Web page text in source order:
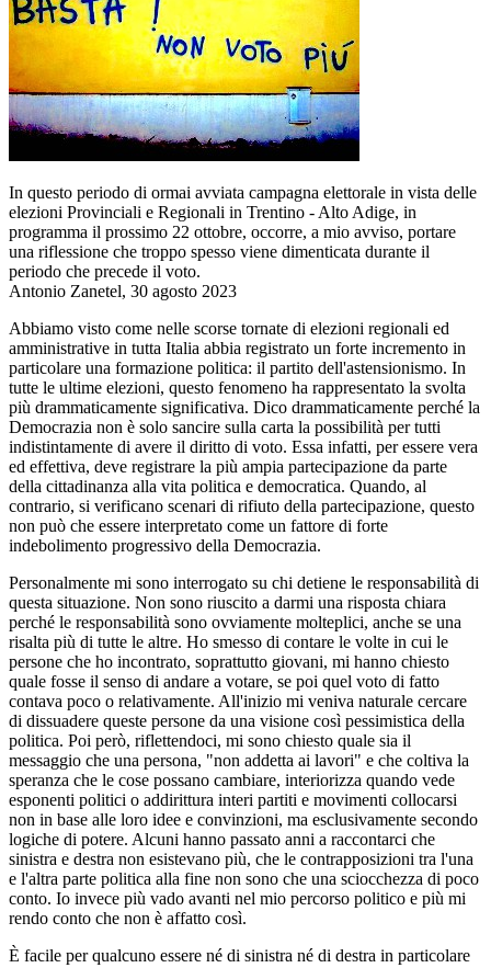
In questo periodo di ormai avviata campagna elettorale in vista delle
elezioni Provinciali e Regionali in Trentino - Alto Adige, in
programma il prossimo 22 ottobre, occorre, a mio avviso, portare
una riflessione che troppo spesso viene dimenticata durante il
periodo che precede il voto.
Antonio Zanetel, 30 agosto 2023
Abbiamo visto come nelle scorse tornate di elezioni regionali ed
amministrative in tutta Italia abbia registrato un forte incremento in
particolare una formazione politica: il partito dell'astensionismo. In
tutte le ultime elezioni, questo fenomeno ha rappresentato la svolta
più drammaticamente significativa. Dico drammaticamente perché la
Democrazia non è solo sancire sulla carta la possibilità per tutti
indistintamente di avere il diritto di voto. Essa infatti, per essere vera
ed effettiva, deve registrare la più ampia partecipazione da parte
della cittadinanza alla vita politica e democratica. Quando, al
contrario, si verificano scenari di rifiuto della partecipazione, questo
non può che essere interpretato come un fattore di forte
indebolimento progressivo della Democrazia.
Personalmente mi sono interrogato su chi detiene le responsabilità di
questa situazione. Non sono riuscito a darmi una risposta chiara
perché le responsabilità sono ovviamente molteplici, anche se una
risalta più di tutte le altre. Ho smesso di contare le volte in cui le
persone che ho incontrato, soprattutto giovani, mi hanno chiesto
quale fosse il senso di andare a votare, se poi quel voto di fatto
contava poco o relativamente. All'inizio mi veniva naturale cercare
di dissuadere queste persone da una visione così pessimistica della
politica. Poi però, riflettendoci, mi sono chiesto quale sia il
messaggio che una persona, "non addetta ai lavori" e che coltiva la
speranza che le cose possano cambiare, interiorizza quando vede
esponenti politici o addirittura interi partiti e movimenti collocarsi
non in base alle loro idee e convinzioni, ma esclusivamente secondo
logiche di potere. Alcuni hanno passato anni a raccontarci che
sinistra e destra non esistevano più, che le contrapposizioni tra l'una
e l'altra parte politica alla fine non sono che una sciocchezza di poco
conto. Io invece più vado avanti nel mio percorso politico e più mi
rendo conto che non è affatto così.
È facile per qualcuno essere né di sinistra né di destra in particolare